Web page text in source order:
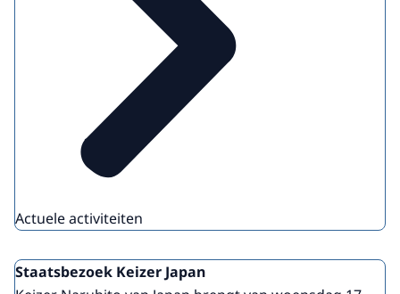
Actuele activiteiten
Staatsbezoek Keizer Japan